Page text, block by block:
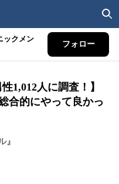
ックメン
フォロー
1,012人に調査！】
合的にやって良かっ
』